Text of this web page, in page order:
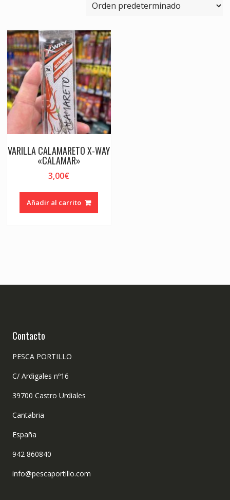
VARILLA CALAMARETO X-WAY
«CALAMAR»
3,00€
Añadir al carrito
Contacto
PESCA PORTILLO
C/ Ardigales nº16
39700 Castro Urdiales
Cantabria
España
942 860840
info@pescaportillo.com